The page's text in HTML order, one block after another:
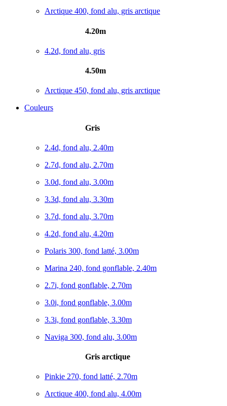
Arctique 400, fond alu, gris arctique
4.20m
4.2d, fond alu, gris
4.50m
Arctique 450, fond alu, gris arctique
Couleurs
Gris
2.4d, fond alu, 2.40m
2.7d, fond alu, 2.70m
3.0d, fond alu, 3.00m
3.3d, fond alu, 3.30m
3.7d, fond alu, 3.70m
4.2d, fond alu, 4.20m
Polaris 300, fond latté, 3.00m
Marina 240, fond gonflable, 2.40m
2.7i, fond gonflable, 2.70m
3.0i, fond gonflable, 3.00m
3.3i, fond gonflable, 3.30m
Naviga 300, fond alu, 3.00m
Gris arctique
Pinkie 270, fond latté, 2.70m
Arctique 400, fond alu, 4.00m